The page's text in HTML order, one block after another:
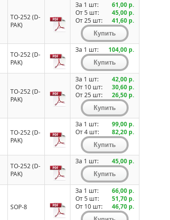
TO-252 (D-
PAK)
За 1 шт:
61,00 р.
От 5 шт:
45,00 р.
От 25 шт:
41,60 р.
TO-252 (D-
PAK)
За 1 шт: 104,00 р.
TO-252 (D-
PAK)
За 1 шт:
42,00 р.
От 10 шт:
30,60 р.
От 25 шт:
26,50 р.
TO-252 (D-
PAK)
За 1 шт:
99,00 р.
От 4 шт:
82,20 р.
TO-252 (D-
PAK)
За 1 шт: 45,00 р.
SOP-8
За 1 шт:
66,00 р.
От 5 шт:
51,70 р.
От 10 шт:
46,70 р.